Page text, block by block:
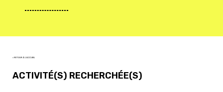
< RETOUR À L'ACCUEIL
ACTIVITÉ(S) RECHERCHÉE(S)